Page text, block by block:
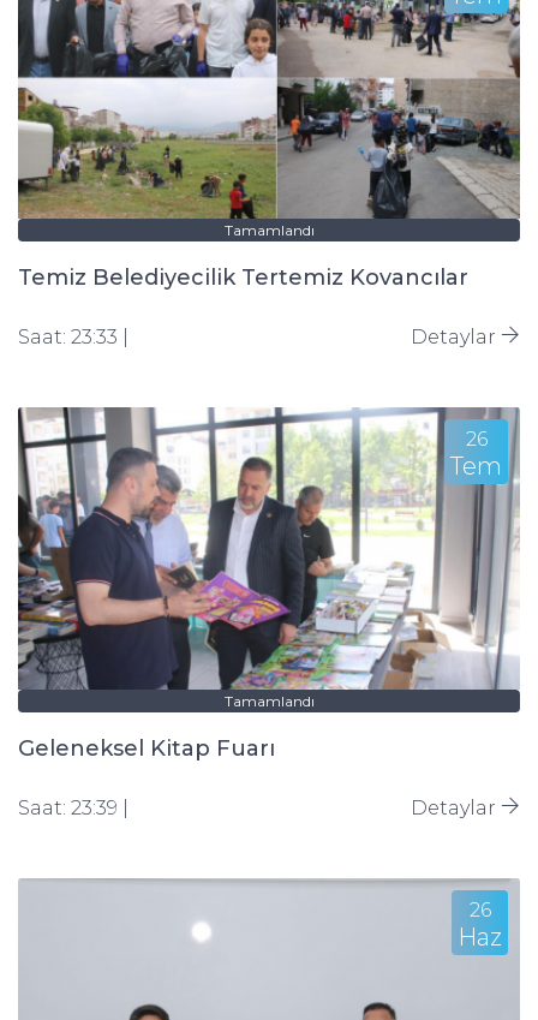
Tamamlandı
Temiz Belediyecilik Tertemiz Kovancılar
Saat: 23:33 | Detaylar
Tamamlandı
26
Tem
Geleneksel Kitap Fuarı
Saat: 23:39 | Detaylar
26
Haz